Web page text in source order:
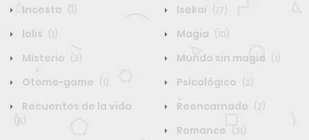
Incesto (1) Isekai (17)
lolis (1) Magia (10)
Misterio (3) Mundo sin magia (1)
Otome-game (1) Psicológico (2)
Recuentos de la vida
(8)
Reencarnado (2)
Romance (31)